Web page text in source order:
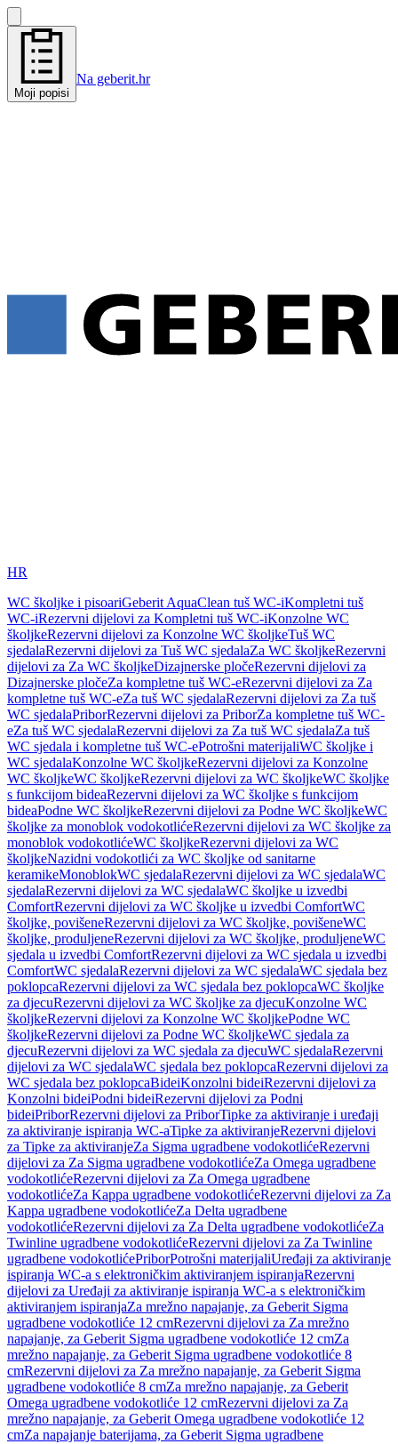
Moji popisi
Na geberit.hr
HR
WC školjke i pisoariGeberit AquaClean tuš WC-iKompletni tuš
WC-iRezervni dijelovi za Kompletni tuš WC-iKonzolne WC
školjkeRezervni dijelovi za Konzolne WC školjkeTuš WC
sjedalaRezervni dijelovi za Tuš WC sjedalaZa WC školjkeRezervni
dijelovi za Za WC školjkeDizajnerske pločeRezervni dijelovi za
Dizajnerske pločeZa kompletne tuš WC-eRezervni dijelovi za Za
kompletne tuš WC-eZa tuš WC sjedalaRezervni dijelovi za Za tuš
WC sjedalaPriborRezervni dijelovi za PriborZa kompletne tuš WC-
eZa tuš WC sjedalaRezervni dijelovi za Za tuš WC sjedalaZa tuš
WC sjedala i kompletne tuš WC-ePotrošni materijaliWC školjke i
WC sjedalaKonzolne WC školjkeRezervni dijelovi za Konzolne
WC školjkeWC školjkeRezervni dijelovi za WC školjkeWC školjke
s funkcijom bideaRezervni dijelovi za WC školjke s funkcijom
bideaPodne WC školjkeRezervni dijelovi za Podne WC školjkeWC
školjke za monoblok vodokotlićeRezervni dijelovi za WC školjke za
monoblok vodokotlićeWC školjkeRezervni dijelovi za WC
školjkeNazidni vodokotlići za WC školjke od sanitarne
keramikeMonoblokWC sjedalaRezervni dijelovi za WC sjedalaWC
sjedalaRezervni dijelovi za WC sjedalaWC školjke u izvedbi
ComfortRezervni dijelovi za WC školjke u izvedbi ComfortWC
školjke, povišeneRezervni dijelovi za WC školjke, povišeneWC
školjke, produljeneRezervni dijelovi za WC školjke, produljeneWC
sjedala u izvedbi ComfortRezervni dijelovi za WC sjedala u izvedbi
ComfortWC sjedalaRezervni dijelovi za WC sjedalaWC sjedala bez
poklopcaRezervni dijelovi za WC sjedala bez poklopcaWC školjke
za djecuRezervni dijelovi za WC školjke za djecuKonzolne WC
školjkeRezervni dijelovi za Konzolne WC školjkePodne WC
školjkeRezervni dijelovi za Podne WC školjkeWC sjedala za
djecuRezervni dijelovi za WC sjedala za djecuWC sjedalaRezervni
dijelovi za WC sjedalaWC sjedala bez poklopcaRezervni dijelovi za
WC sjedala bez poklopcaBideiKonzolni bideiRezervni dijelovi za
Konzolni bideiPodni bideiRezervni dijelovi za Podni
bideiPriborRezervni dijelovi za PriborTipke za aktiviranje i uređaji
za aktiviranje ispiranja WC-aTipke za aktiviranjeRezervni dijelovi
za Tipke za aktiviranjeZa Sigma ugradbene vodokotlićeRezervni
dijelovi za Za Sigma ugradbene vodokotlićeZa Omega ugradbene
vodokotlićeRezervni dijelovi za Za Omega ugradbene
vodokotlićeZa Kappa ugradbene vodokotlićeRezervni dijelovi za Za
Kappa ugradbene vodokotlićeZa Delta ugradbene
vodokotlićeRezervni dijelovi za Za Delta ugradbene vodokotlićeZa
Twinline ugradbene vodokotlićeRezervni dijelovi za Za Twinline
ugradbene vodokotlićePriborPotrošni materijaliUređaji za aktiviranje
ispiranja WC-a s elektroničkim aktiviranjem ispiranjaRezervni
dijelovi za Uređaji za aktiviranje ispiranja WC-a s elektroničkim
aktiviranjem ispiranjaZa mrežno napajanje, za Geberit Sigma
ugradbene vodokotliće 12 cmRezervni dijelovi za Za mrežno
napajanje, za Geberit Sigma ugradbene vodokotliće 12 cmZa
mrežno napajanje, za Geberit Sigma ugradbene vodokotliće 8
cmRezervni dijelovi za Za mrežno napajanje, za Geberit Sigma
ugradbene vodokotliće 8 cmZa mrežno napajanje, za Geberit
Omega ugradbene vodokotliće 12 cmRezervni dijelovi za Za
mrežno napajanje, za Geberit Omega ugradbene vodokotliće 12
cmZa napajanje baterijama, za Geberit Sigma ugradbene